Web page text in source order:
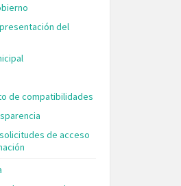
del
de compatibilidades
de acceso